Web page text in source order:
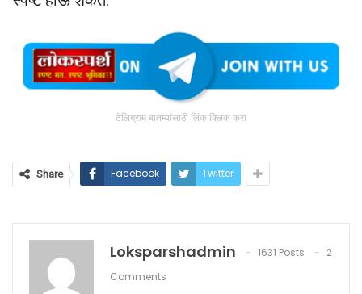
टेलिग्राम बातम्यांसाठी लिंक क्लिक करा
Share Facebook Twitter
Loksparshadmin 1631 Posts
2
Comments